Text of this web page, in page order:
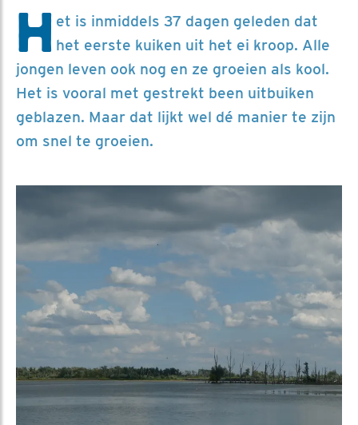
H et is inmiddels 37 dagen geleden dat
het eerste kuiken uit het ei kroop. Alle
jongen leven ook nog en ze groeien als kool.
Het is vooral met gestrekt been uitbuiken
geblazen. Maar dat lijkt wel dé manier te zijn
om snel te groeien.